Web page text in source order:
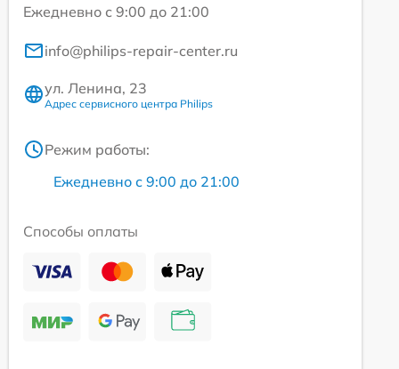
Ежедневно с 9:00 до 21:00
info@philips-repair-center.ru
ул. Ленина, 23
Адрес сервисного центра Philips
Режим работы:
Ежедневно с 9:00 до 21:00
Способы оплаты